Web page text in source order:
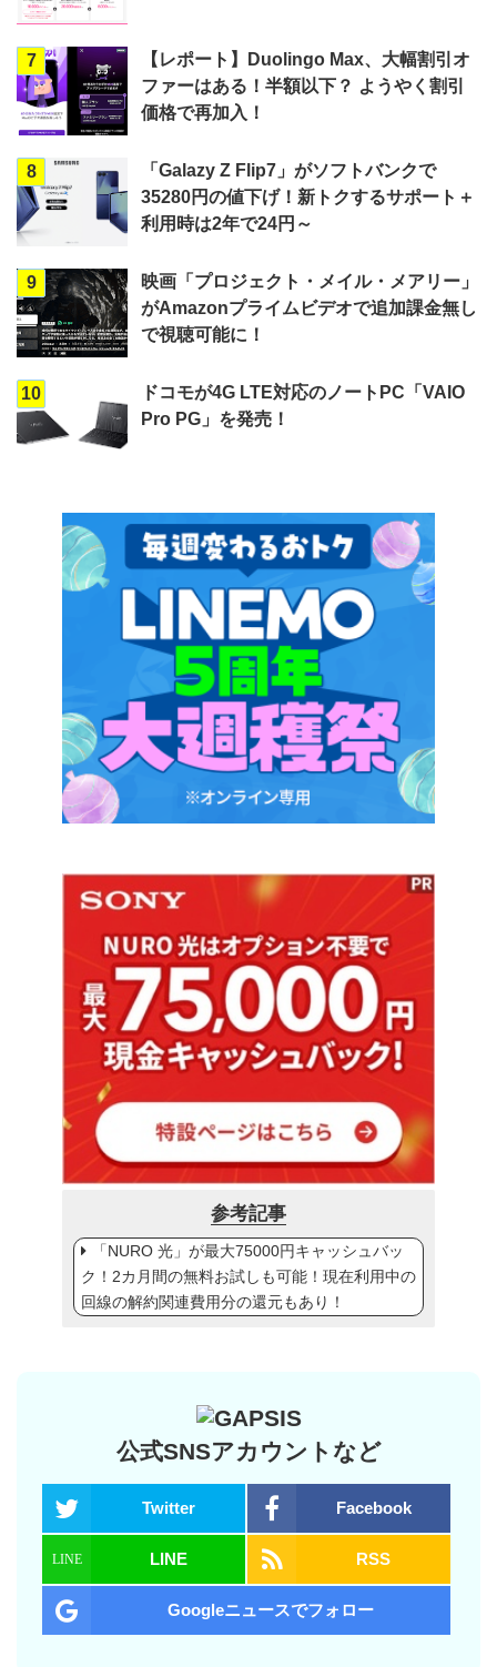
7
【レポート】Duolingo Max、大幅割引オ
ファーはある！半額以下？ ようやく割引
価格で再加入！
8
「Galazy Z Flip7」がソフトバンクで
35280円の値下げ！新トクするサポート＋
利用時は2年で24円～
9
映画「プロジェクト・メイル・メアリー」
がAmazonプライムビデオで追加課金無し
で視聴可能に！
10
ドコモが4G LTE対応のノートPC「VAIO
Pro PG」を発売！
参考記事
「NURO 光」が最大75000円キャッシュバッ
ク！2カ月間の無料お試しも可能！現在利用中の
回線の解約関連費用分の還元もあり！
公式SNSアカウントなど
Twitter Facebook
LINE RSS
Googleニュースでフォロー